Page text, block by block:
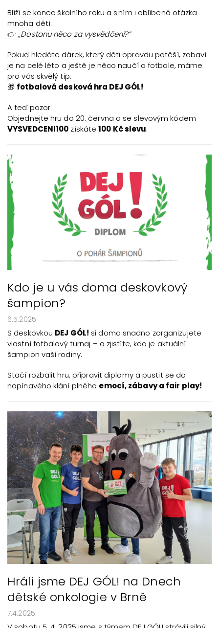
Blíží se konec školního roku a s ním i oblíbená otázka
mnoha dětí:
👉„Dostanu něco za vysvědčení?“
Pokud hledáte dárek, který děti opravdu potěší, zabaví
je na celé léto a ještě je něco naučí o fotbale, máme
pro vás skvělý tip:
🎁 fotbalová desková hra DEJ GÓL!
A teď pozor:
Objednejte hru do 20. června a se slevovým kódem
VYSVEDCENI100 získáte100 Kč slevu.
Kdo je u vás doma deskovkový
šampion?
6.5.2025
S deskovkou DEJ GÓL! si doma snadno zorganizujete
vlastní fotbalový turnaj – a zjistíte, kdo je aktuální
šampion vaší rodiny.
Stačí rozbalit hru, připravit diplomy a pustit se do
napínavého klání plného emocí, zábavy a fair play!
Hráli jsme DEJ GÓL! na Dnech
dětské onkologie v Brně
7.4.2025